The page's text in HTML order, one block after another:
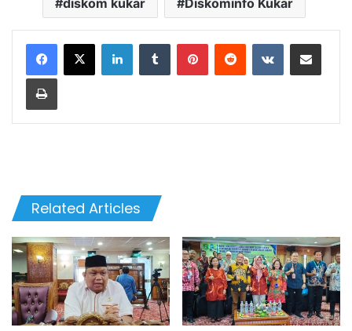
LinkedInTumblr PinterestReddit VKontakteShare via Email
Print
Related Articles